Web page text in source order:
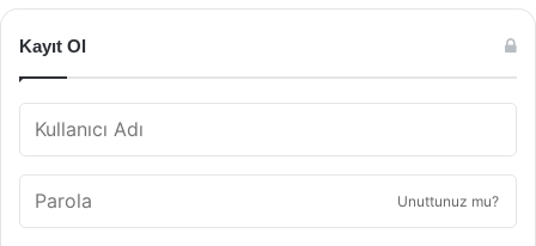
Kayıt Ol
Unuttunuz mu?